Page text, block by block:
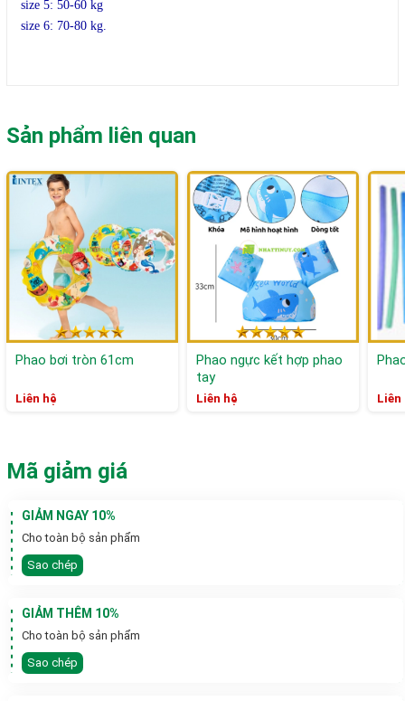
size 5: 50-60 kg
size 6: 70-80 kg.
Sản phẩm liên quan
Phao bơi tròn 61cm
Liên hệ
Phao ngực kết hợp phao
tay
Liên hệ Liên
Mã giảm giá
GIẢM NGAY 10%
Cho toàn bộ sản phẩm
Sao chép
GIẢM THÊM 10%
Cho toàn bộ sản phẩm
Sao chép